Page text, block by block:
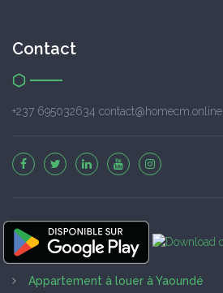
Contact
+237 695032634 contact@homecm.online
Appartement à louer à Yaoundé